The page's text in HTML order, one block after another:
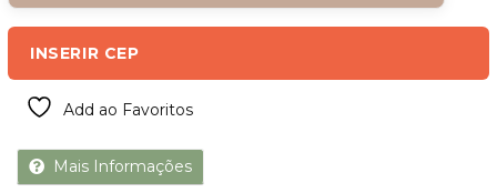
INSERIR CEP
Add ao Favoritos
Mais Informações